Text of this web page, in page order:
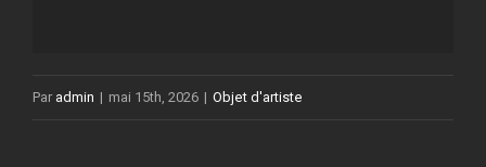
Par admin | mai 15th, 2026 | Objet d'artiste